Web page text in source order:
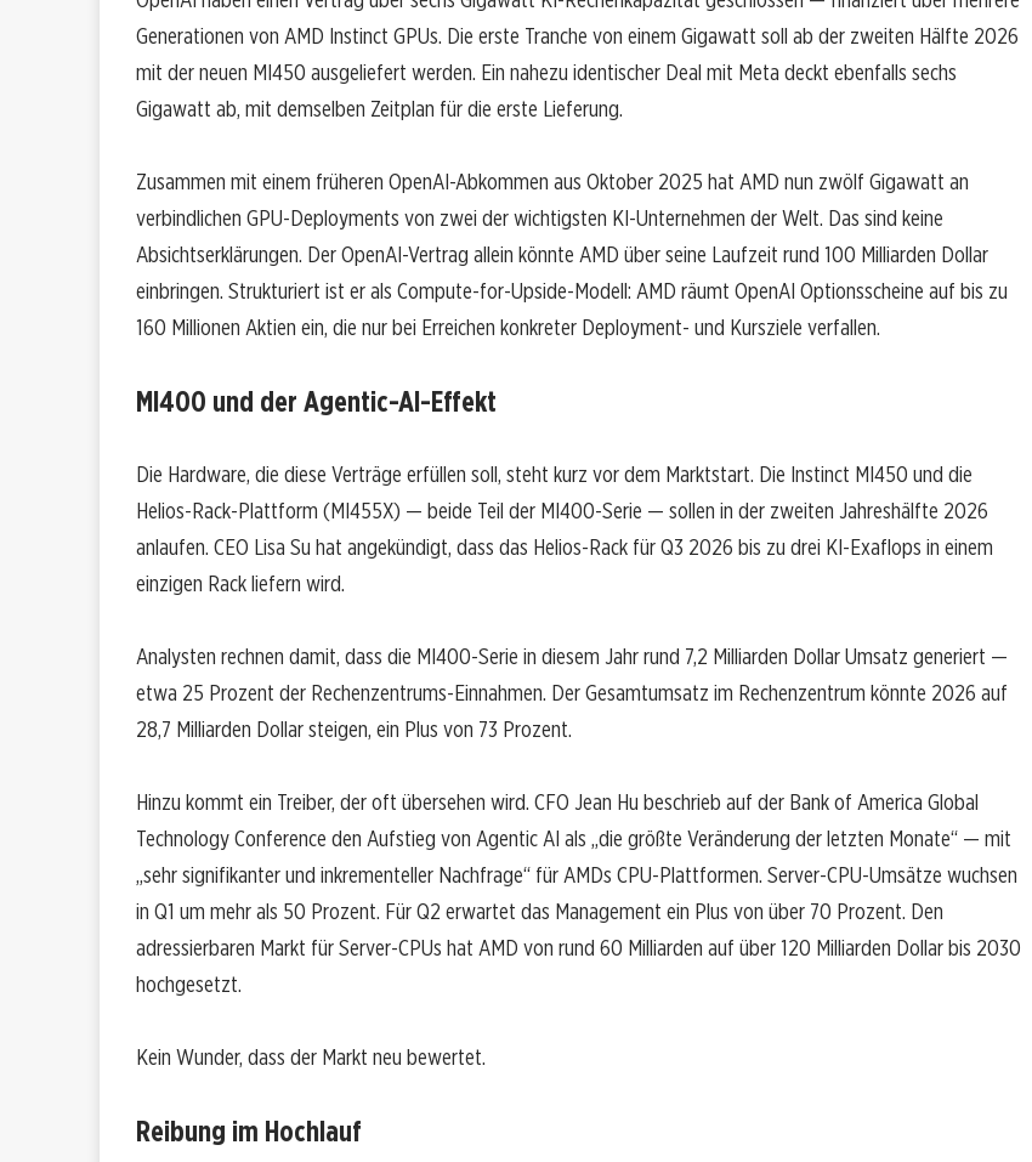
Generationen von AMD Instinct GPUs. Die erste Tranche von einem Gigawatt soll ab der zweiten Hälfte 2026
mit der neuen MI450 ausgeliefert werden. Ein nahezu identischer Deal mit Meta deckt ebenfalls sechs
Gigawatt ab, mit demselben Zeitplan für die erste Lieferung.
Zusammen mit einem früheren OpenAI-Abkommen aus Oktober 2025 hat AMD nun zwölf Gigawatt an
verbindlichen GPU-Deployments von zwei der wichtigsten KI-Unternehmen der Welt. Das sind keine
Absichtserklärungen. Der OpenAI-Vertrag allein könnte AMD über seine Laufzeit rund 100 Milliarden Dollar
einbringen. Strukturiert ist er als Compute-for-Upside-Modell: AMD räumt OpenAI Optionsscheine auf bis zu
160 Millionen Aktien ein, die nur bei Erreichen konkreter Deployment- und Kursziele verfallen.
MI400 und der Agentic-AI-Effekt
Die Hardware, die diese Verträge erfüllen soll, steht kurz vor dem Marktstart. Die Instinct MI450 und die
Helios-Rack-Plattform (MI455X) — beide Teil der MI400-Serie — sollen in der zweiten Jahreshälfte 2026
anlaufen. CEO Lisa Su hat angekündigt, dass das Helios-Rack für Q3 2026 bis zu drei KI-Exaflops in einem
einzigen Rack liefern wird.
Analysten rechnen damit, dass die MI400-Serie in diesem Jahr rund 7,2 Milliarden Dollar Umsatz generiert —
etwa 25 Prozent der Rechenzentrums-Einnahmen. Der Gesamtumsatz im Rechenzentrum könnte 2026 auf
28,7 Milliarden Dollar steigen, ein Plus von 73 Prozent.
Hinzu kommt ein Treiber, der oft übersehen wird. CFO Jean Hu beschrieb auf der Bank of America Global
Technology Conference den Aufstieg von Agentic AI als „die größte Veränderung der letzten Monate“ — mit
„sehr signifikanter und inkrementeller Nachfrage“ für AMDs CPU-Plattformen. Server-CPU-Umsätze wuchsen
in Q1 um mehr als 50 Prozent. Für Q2 erwartet das Management ein Plus von über 70 Prozent. Den
adressierbaren Markt für Server-CPUs hat AMD von rund 60 Milliarden auf über 120 Milliarden Dollar bis 2030
hochgesetzt.
Kein Wunder, dass der Markt neu bewertet.
Reibung im Hochlauf